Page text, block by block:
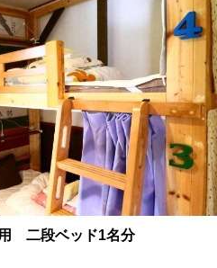
二段ベッド1名分